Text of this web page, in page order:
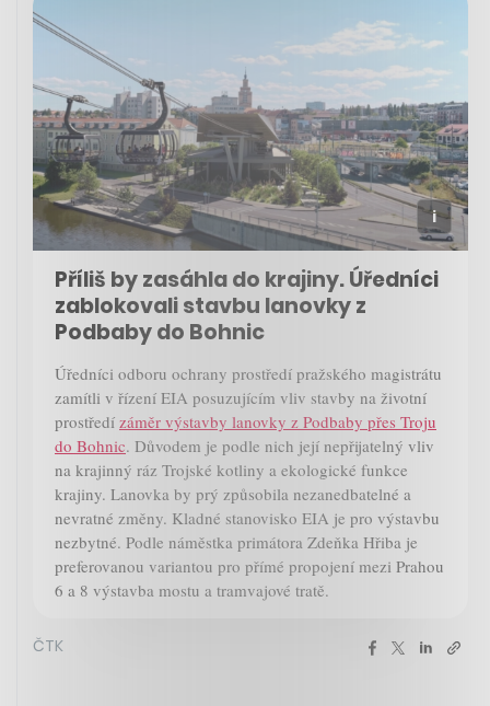
Příliš by zasáhla do krajiny. Úředníci
zablokovali stavbu lanovky z
Podbaby do Bohnic
Úředníci odboru ochrany prostředí pražského magistrátu
zamítli v řízení EIA posuzujícím vliv stavby na životní
prostředí záměr výstavby lanovky z Podbaby přes Troju
do Bohnic. Důvodem je podle nich její nepřijatelný vliv
na krajinný ráz Trojské kotliny a ekologické funkce
krajiny. Lanovka by prý způsobila nezanedbatelné a
nevratné změny. Kladné stanovisko EIA je pro výstavbu
nezbytné. Podle náměstka primátora Zdeňka Hřiba je
preferovanou variantou pro přímé propojení mezi Prahou
6 a 8 výstavba mostu a tramvajové tratě.
ČTK